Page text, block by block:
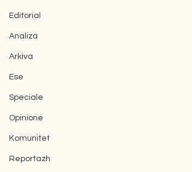
Editorial
Analiza
Arkiva
Ese
Speciale
Opinione
Komunitet
Reportazh